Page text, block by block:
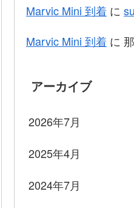
Marvic Mini 到着 に
Marvic Mini 到着 に
アーカイブ
2026年7月
2025年4月
2024年7月